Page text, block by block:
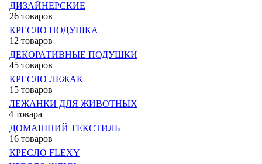
ДИЗАЙНЕРСКИЕ
26 товаров
КРЕСЛО ПОДУШКА
12 товаров
ДЕКОРАТИВНЫЕ ПОДУШКИ
45 товаров
КРЕСЛО ЛЕЖАК
15 товаров
ЛЕЖАНКИ ДЛЯ ЖИВОТНЫХ
4 товара
ДОМАШНИЙ ТЕКСТИЛЬ
16 товаров
КРЕСЛО FLEXY